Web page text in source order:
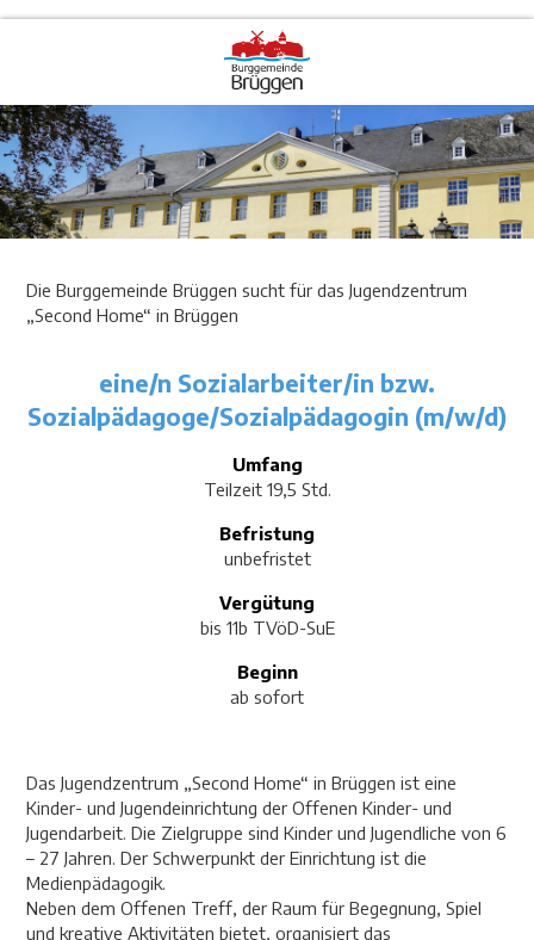
Die Burggemeinde Brüggen sucht für das Jugendzentrum
„Second Home“ in Brüggen
eine/n Sozialarbeiter/in bzw.
Sozialpädagoge/Sozialpädagogin (m/w/d)
Umfang
Teilzeit 19,5 Std.
Befristung
unbefristet
Vergütung
bis 11b TVöD-SuE
Beginn
ab sofort
Das Jugendzentrum „Second Home“ in Brüggen ist eine
Kinder- und Jugendeinrichtung der Offenen Kinder- und
Jugendarbeit. Die Zielgruppe sind Kinder und Jugendliche von 6
– 27 Jahren. Der Schwerpunkt der Einrichtung ist die
Medienpädagogik.
Neben dem Offenen Treff, der Raum für Begegnung, Spiel
und kreative Aktivitäten bietet, organisiert das